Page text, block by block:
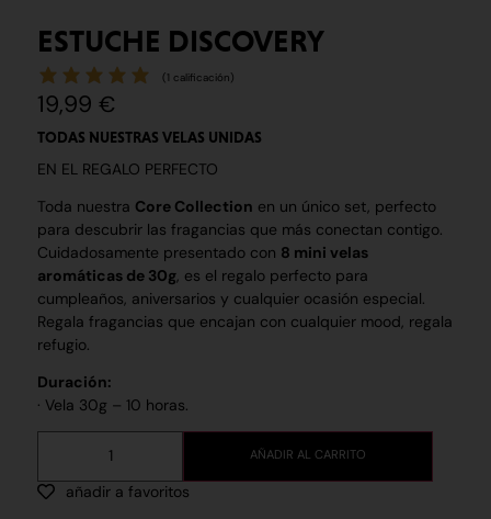
ESTUCHE DISCOVERY
( calificación)
19,99 €
TODAS NUESTRAS VELAS UNIDAS
EN EL REGALO PERFECTO
Toda nuestra Core Collection en un único set, perfecto
para descubrir las fragancias que más conectan contigo.
Cuidadosamente presentado con 8 mini velas
aromáticas de 30g, es el regalo perfecto para
cumpleaños, aniversarios y cualquier ocasión especial.
Regala fragancias que encajan con cualquier mood, regala
refugio.
Duración:
· Vela 30g – 10 horas.
AÑADIR AL CARRITO
añadir a favoritos